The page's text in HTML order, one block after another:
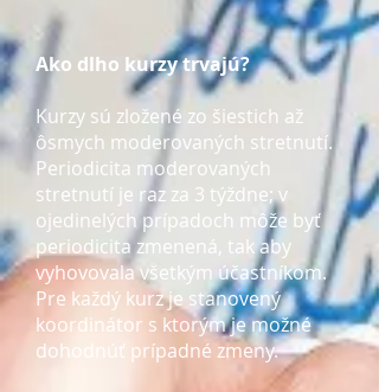
Ako dlho kurzy trvajú?
Kurzy sú zložené zo šiestich až
ôsmych moderovaných stretnutí.
Periodicita moderovaných
stretnutí je raz za 3 týždne; v
ojedinelých prípadoch môže byť
periodicita zmenená, tak aby
vyhovovala všetkým účastníkom.
Pre každý kurz je stanovený
koordinátor s ktorým je možné
dohodnúť prípadné zmeny.